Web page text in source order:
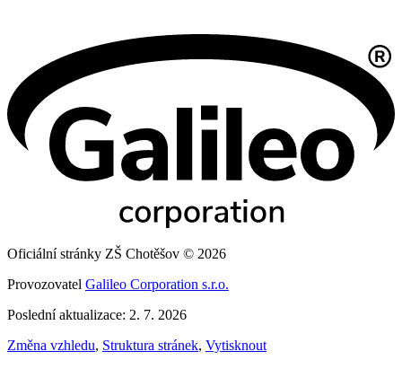
Oficiální stránky ZŠ Chotěšov © 2026
Provozovatel Galileo Corporation s.r.o.
Poslední aktualizace: 2. 7. 2026
Změna vzhledu, Struktura stránek, Vytisknout